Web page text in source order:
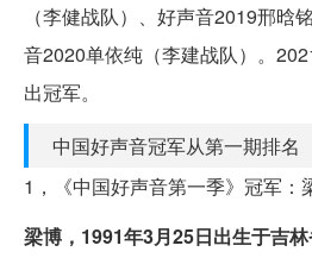
（李健战队）、好声音2019邢晗
音2020单依纯（李建战队）。
出冠军。
中国好声音冠军从第一期排名
1，《中国好声音第一季》冠军：
梁博，1991年3月25日出生于吉